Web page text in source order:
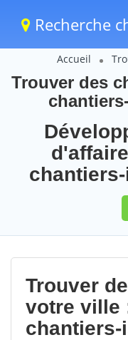
Recherche
Accueil
Trouver des
Trouver
votre ville